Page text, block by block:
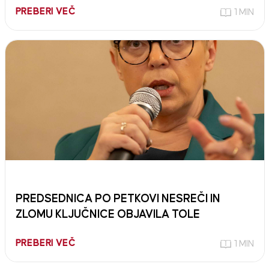
PREBERI VEČ 1 MIN
PREDSEDNICA PO PETKOVI NESREČI IN
ZLOMU KLJUČNICE OBJAVILA TOLE
PREBERI VEČ 1 MIN